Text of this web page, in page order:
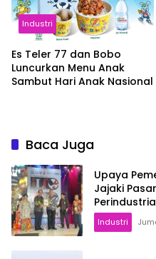
Industri
Es Teler 77 dan Bobo
Luncurkan Menu Anak
Sambut Hari Anak Nasional
Baca Juga
Upaya
Jajaki
2026
Industri